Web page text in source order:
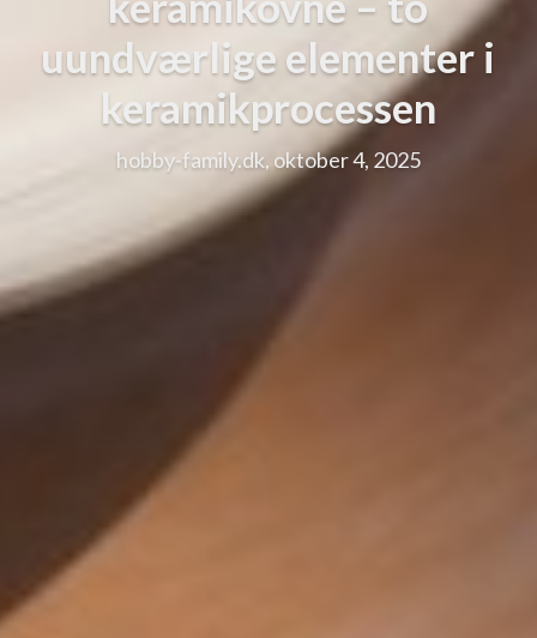
uundværlige elementer i
keramikprocessen
hobby-family.dk, oktober 4, 2025